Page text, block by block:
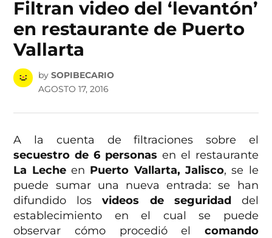
Filtran video del ‘levantón’
en restaurante de Puerto
Vallarta
by SOPIBECARIO
AGOSTO 17, 2016
A la cuenta de filtraciones sobre el
secuestro de 6 personas en el restaurante
La Lecheen Puerto Vallarta, Jalisco, se le
puede sumar una nueva entrada: se han
difundido losvideos de seguridaddel
establecimiento en el cual se puede
observar cómo procedió el comando